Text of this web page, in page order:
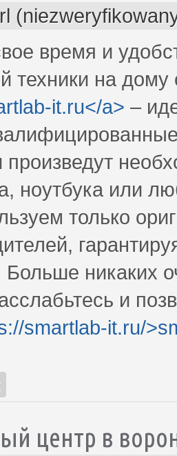
время и
техники на дому
it.ru</a> –
произведут
ноутбука или
только
Больше никаких
и
smartlab-it.ru/
центр в